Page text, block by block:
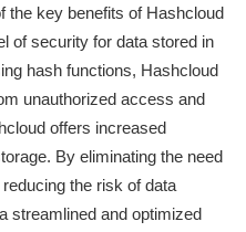
the key benefits of Hashcloud
of security for data stored in
hash functions, Hashcloud
unauthorized access and
offers increased
By eliminating the need
the risk of data
streamlined and optimized